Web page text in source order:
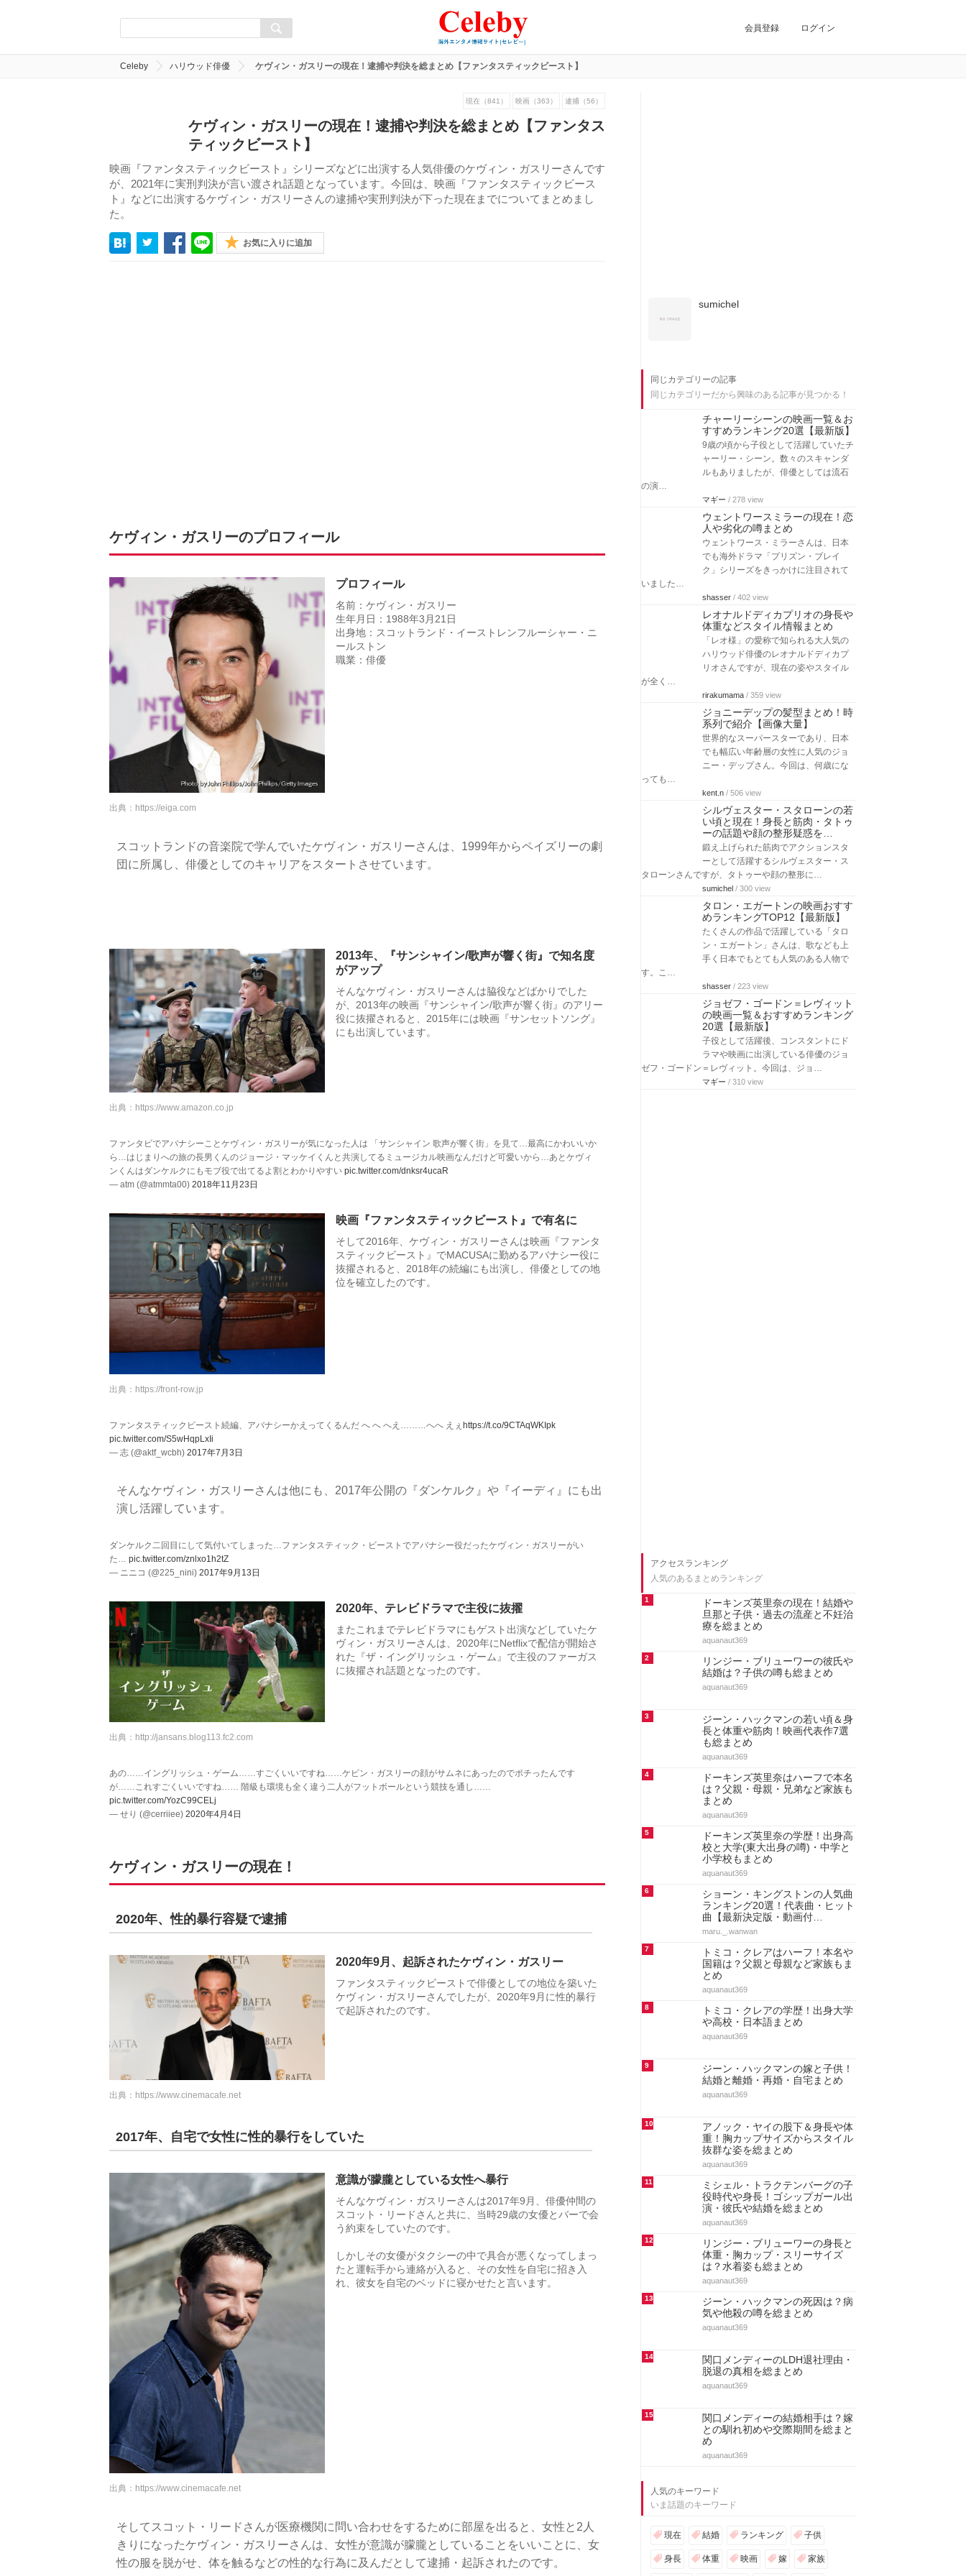
会員登録 ログイン
Celeby ハリウッド俳優 ケヴィン・ガスリーの現在！逮捕や判決を総まとめ【ファンタスティックビースト】
現在（841） 映画（363） 逮捕（56）
ケヴィン・ガスリーの現在！逮捕や判決を総まとめ【ファンタス
ティックビースト】
映画『ファンタスティックビースト』シリーズなどに出演する人気俳優のケヴィン・ガスリーさんです
が、2021年に実刑判決が言い渡され話題となっています。今回は、映画『ファンタスティックビース
ト』などに出演するケヴィン・ガスリーさんの逮捕や実刑判決が下った現在までについてまとめまし
た。
お気に入りに追加
ケヴィン・ガスリーのプロフィール
プロフィール
名前：ケヴィン・ガスリー
生年月日：1988年3月21日
出身地：スコットランド・イーストレンフルーシャー・ニ
ールストン
職業：俳優
出典： https://eiga.com
スコットランドの音楽院で学んでいたケヴィン・ガスリーさんは、1999年からペイズリーの劇
団に所属し、俳優としてのキャリアをスタートさせています。
2013年、『サンシャイン/歌声が響く街』で知名度
がアップ
そんなケヴィン・ガスリーさんは脇役などばかりでした
が、2013年の映画『サンシャイン/歌声が響く街』のアリー
役に抜擢されると、2015年には映画『サンセットソング』
にも出演しています。
出典： https://www.amazon.co.jp
ファンタビでアバナシーことケヴィン・ガスリーが気になった人は 「サンシャイン 歌声が響く街」を見て…最高にかわいいか
ら…はじまりへの旅の長男くんのジョージ・マッケイくんと共演してるミュージカル映画なんだけど可愛いから…あとケヴィ
ンくんはダンケルクにもモブ役で出てるよ割とわかりやすい pic.twitter.com/dnksr4ucaR
— atm (@atmmta00) 2018年11月23日
映画『ファンタスティックビースト』で有名に
そして2016年、ケヴィン・ガスリーさんは映画『ファンタ
スティックビースト』でMACUSAに勤めるアバナシー役に
抜擢されると、2018年の続編にも出演し、俳優としての地
位を確立したのです。
出典： https://front-row.jp
ファンタスティックビースト続編、アバナシーかえってくるんだ へ へ へえ………へへ えぇ https://t.co/9CTAqWKIpk
pic.twitter.com/S5wHqpLxIi
— 志 (@aktf_wcbh) 2017年7月3日
そんなケヴィン・ガスリーさんは他にも、2017年公開の『ダンケルク』や『イーディ』にも出
演し活躍しています。
ダンケルク二回目にして気付いてしまった…ファンタスティック・ビーストでアバナシー役だったケヴィン・ガスリーがい
た… pic.twitter.com/znlxo1h2tZ
— ニニコ (@225_nini) 2017年9月13日
2020年、テレビドラマで主役に抜擢
またこれまでテレビドラマにもゲスト出演などしていたケ
ヴィン・ガスリーさんは、2020年にNetflixで配信が開始さ
れた『ザ・イングリッシュ・ゲーム』で主役のファーガス
に抜擢され話題となったのです。
出典： http://jansans.blog113.fc2.com
あの……イングリッシュ・ゲーム……すごくいいですね……ケビン・ガスリーの顔がサムネにあったのでポチったんです
が……これすごくいいですね…… 階級も環境も全く違う二人がフットボールという競技を通し……
pic.twitter.com/YozC99CELj
— せり (@cerriiee) 2020年4月4日
ケヴィン・ガスリーの現在！
2020年、性的暴行容疑で逮捕
2020年9月、起訴されたケヴィン・ガスリー
ファンタスティックビーストで俳優としての地位を築いた
ケヴィン・ガスリーさんでしたが、2020年9月に性的暴行
で起訴されたのです。
出典： https://www.cinemacafe.net
2017年、自宅で女性に性的暴行をしていた
意識が朦朧としている女性へ暴行
そんなケヴィン・ガスリーさんは2017年9月、俳優仲間の
スコット・リードさんと共に、当時29歳の女優とバーで会
う約束をしていたのです。
しかしその女優がタクシーの中で具合が悪くなってしまっ
たと運転手から連絡が入ると、その女性を自宅に招き入
れ、彼女を自宅のベッドに寝かせたと言います。
出典： https://www.cinemacafe.net
そしてスコット・リードさんが医療機関に問い合わせをするために部屋を出ると、女性と2人
きりになったケヴィン・ガスリーさんは、女性が意識が朦朧としていることをいいことに、女
性の服を脱がせ、体を触るなどの性的な行為に及んだとして逮捕・起訴されたのです。
sumichel
同じカテゴリーの記事
同じカテゴリーだから興味のある記事が見つかる！
チャーリーシーンの映画一覧＆お
すすめランキング20選【最新版】
9歳の頃から子役として活躍していたチ
ャーリー・シーン。数々のスキャンダ
ルもありましたが、俳優としては流石
の演…
マギー / 278 view
ウェントワースミラーの現在！恋
人や劣化の噂まとめ
ウェントワース・ミラーさんは、日本
でも海外ドラマ「プリズン・ブレイ
ク」シリーズをきっかけに注目されて
いました…
shasser / 402 view
レオナルドディカプリオの身長や
体重などスタイル情報まとめ
「レオ様」の愛称で知られる大人気の
ハリウッド俳優のレオナルドディカプ
リオさんですが、現在の姿やスタイル
が全く…
rirakumama / 359 view
ジョニーデップの髪型まとめ！時
系列で紹介【画像大量】
世界的なスーパースターであり、日本
でも幅広い年齢層の女性に人気のジョ
ニー・デップさん。今回は、何歳にな
っても…
kent.n / 506 view
シルヴェスター・スタローンの若
い頃と現在！身長と筋肉・タトゥ
ーの話題や顔の整形疑惑を…
鍛え上げられた筋肉でアクションスタ
ーとして活躍するシルヴェスター・ス
タローンさんですが、タトゥーや顔の整形に…
sumichel / 300 view
タロン・エガートンの映画おすす
めランキングTOP12【最新版】
たくさんの作品で活躍している「タロ
ン・エガートン」さんは、歌なども上
手く日本でもとても人気のある人物で
す。こ…
shasser / 223 view
ジョゼフ・ゴードン＝レヴィット
の映画一覧＆おすすめランキング
20選【最新版】
子役として活躍後、コンスタントにド
ラマや映画に出演している俳優のジョ
ゼフ・ゴードン＝レヴィット。今回は、ジョ…
マギー / 310 view
アクセスランキング
人気のあるまとめランキング
1
ドーキンズ英里奈の現在！結婚や
旦那と子供・過去の流産と不妊治
療を総まとめ
aquanaut369
2
リンジー・ブリューワーの彼氏や
結婚は？子供の噂も総まとめ
aquanaut369
3
ジーン・ハックマンの若い頃＆身
長と体重や筋肉！映画代表作7選
も総まとめ
aquanaut369
4
ドーキンズ英里奈はハーフで本名
は？父親・母親・兄弟など家族も
まとめ
aquanaut369
5
ドーキンズ英里奈の学歴！出身高
校と大学(東大出身の噂)・中学と
小学校もまとめ
aquanaut369
6
ショーン・キングストンの人気曲
ランキング20選！代表曲・ヒット
曲【最新決定版・動画付…
maru._.wanwan
7
トミコ・クレアはハーフ！本名や
国籍は？父親と母親など家族もま
とめ
aquanaut369
8
トミコ・クレアの学歴！出身大学
や高校・日本語まとめ
aquanaut369
9
ジーン・ハックマンの嫁と子供！
結婚と離婚・再婚・自宅まとめ
aquanaut369
10
アノック・ヤイの股下＆身長や体
重！胸カップサイズからスタイル
抜群な姿を総まとめ
aquanaut369
11
ミシェル・トラクテンバーグの子
役時代や身長！ゴシップガール出
演・彼氏や結婚を総まとめ
aquanaut369
12
リンジー・ブリューワーの身長と
体重・胸カップ・スリーサイズ
は？水着姿も総まとめ
aquanaut369
13
ジーン・ハックマンの死因は？病
気や他殺の噂を総まとめ
aquanaut369
14
関口メンディーのLDH退社理由・
脱退の真相を総まとめ
aquanaut369
15
関口メンディーの結婚相手は？嫁
との馴れ初めや交際期間を総まと
め
aquanaut369
人気のキーワード
いま話題のキーワード
現在 結婚 ランキング 子供
身長 体重 映画 嫁 家族